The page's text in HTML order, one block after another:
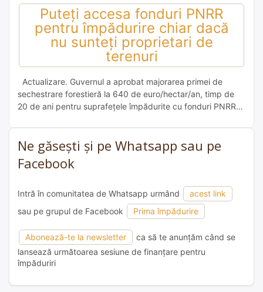
Puteți accesa fonduri PNRR
pentru împădurire chiar dacă
nu sunteți proprietari de
terenuri
Actualizare. Guvernul a aprobat majorarea primei de
sechestrare forestieră la 640 de euro/hectar/an, timp de
20 de ani pentru suprafețele împădurite cu fonduri PNRR
publicat pe pagina lui de Facebook anunțul lansării
ghidurilor pentru accesarea fondurilor PNRR destinate
împăduririi. Se pare că procedura de […]
Ne găsești și pe Whatsapp sau pe
Facebook
Intră în comunitatea de Whatsapp urmând
acest link
sau pe grupul de Facebook
Prima împădurire
Abonează-te la newsletter
ca să te anunțăm când se
lansează următoarea sesiune de finanțare pentru
împăduriri